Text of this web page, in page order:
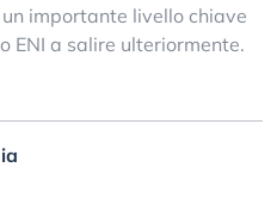
importante livello chiave
ENI a salire ulteriormente.